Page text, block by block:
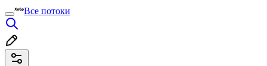
Все потоки